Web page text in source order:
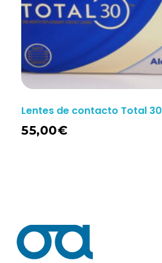
Lentes de contacto Total 30
55,00€